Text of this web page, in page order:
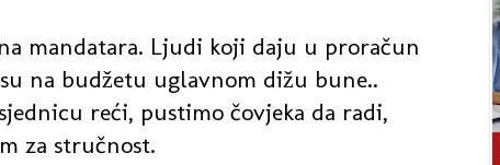
mandatara. Ljudi koji daju u proračun
na budžetu uglavnom dižu bune..
reći, pustimo čovjeka da radi,
za stručnost.